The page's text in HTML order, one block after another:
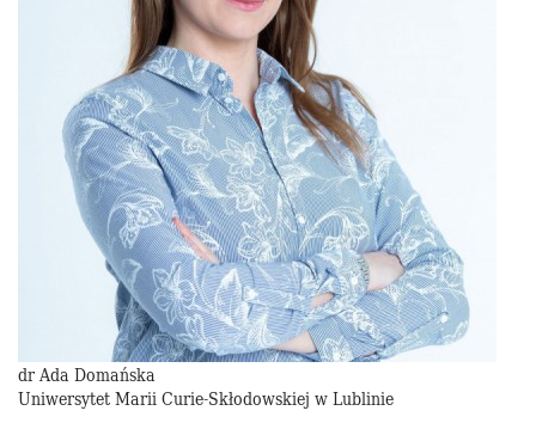
dr Ada Domańska
Uniwersytet Marii Curie-Skłodowskiej w Lublinie